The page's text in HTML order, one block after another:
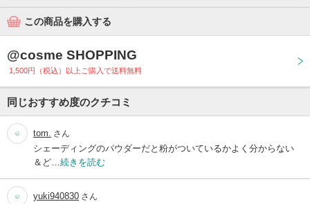
この商品を購入する
@cosme SHOPPING
1,500円（税込）以上ご購入で送料無料
同じおすすめ度のクチコミ
tom. さん
シェーディングのパウダーだと粉がついているかよく分からない
＆ど… 続きを読む
yuki940830 さん